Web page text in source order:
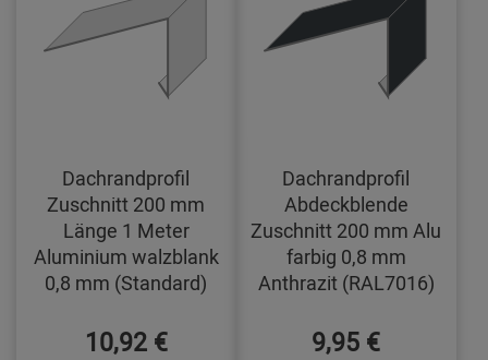
Dachrandprofil
Zuschnitt 200 mm
Länge 1 Meter
Aluminium walzblank
0,8 mm (Standard)
10,92 €
Dachrandprofil
Abdeckblende
Zuschnitt 200 mm Alu
farbig 0,8 mm
Anthrazit (RAL7016)
9,95 €